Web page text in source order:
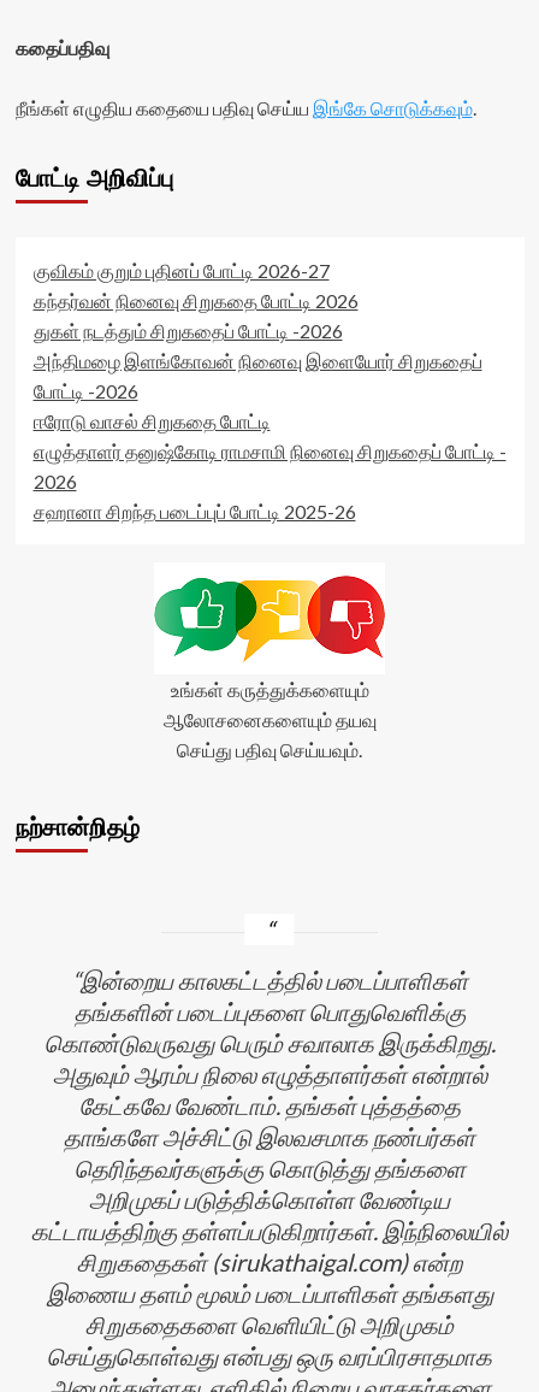
கதைப்பதிவு
நீங்கள் எழுதிய கதையை பதிவு செய்ய இங்கே சொடுக்கவும்.
போட்டி அறிவிப்பு
குவிகம் குறும் புதினப் போட்டி 2026-27
கந்தர்வன் நினைவு சிறுகதை போட்டி 2026
துகள் நடத்தும் சிறுகதைப் போட்டி -2026
அந்திமழை இளங்கோவன் நினைவு இளையோர் சிறுகதைப்
போட்டி -2026
ஈரோடு வாசல் சிறுகதை போட்டி
எழுத்தாளர் தனுஷ்கோடி ராமசாமி நினைவு சிறுகதைப் போட்டி -
2026
சஹானா சிறந்த படைப்புப் போட்டி 2025-26
உங்கள் கருத்துக்களையும்
ஆலோசனைகளையும் தயவு
செய்து பதிவு செய்யவும்.
நற்சான்றிதழ்
இன்றைய காலகட்டத்தில் படைப்பாளிகள்
தங்களின் படைப்புகளை பொதுவெளிக்கு
கொண்டுவருவது பெரும் சவாலாக இருக்கிறது.
அதுவும் ஆரம்ப நிலை எழுத்தாளர்கள் என்றால்
கேட்கவே வேண்டாம். தங்கள் புத்தத்தை
தாங்களே அச்சிட்டு இலவசமாக நண்பர்கள்
தெரிந்தவர்களுக்கு கொடுத்து தங்களை
அறிமுகப் படுத்திக்கொள்ள வேண்டிய
கட்டாயத்திற்கு தள்ளப்படுகிறார்கள். இந்நிலையில்
சிறுகதைகள் (sirukathaigal.com) என்ற
இணைய தளம் மூலம் படைப்பாளிகள் தங்களது
சிறுகதைகளை வெளியிட்டு அறிமுகம்
செய்துகொள்வது என்பது ஒரு வரப்பிரசாதமாக